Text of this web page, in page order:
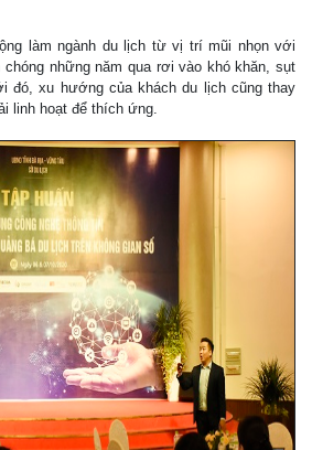
làm ngành du lịch từ vị trí mũi nhọn với
những năm qua rơi vào khó khăn, sụt
đó, xu hướng của khách du lịch cũng thay
linh hoạt để thích ứng.